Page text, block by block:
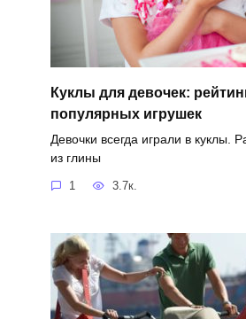
Куклы для девочек:
популярных игрушек
Девочки всегда играли в куклы.
из глины
1 3.7к.